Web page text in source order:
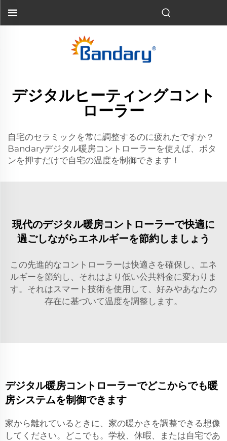
デジタルヒーティングコント
ローラー
自宅のセラミックを常に調整するのに疲れたですか？
Bandaryデジタル暖房コントローラーを使えば、ボタ
ンを押すだけで自宅の温度を制御できます！
現代のデジタル暖房コントローラーで快適に
過ごしながらエネルギーを節約しましょう
この先進的なコントローラーは快適さを確保し、エネ
ルギーを節約し、それはより低い公共料金に変わりま
す。それはスマート技術を使用して、好みやあなたの
存在に基づいて温度を調整します。
デジタル暖房コントローラーでどこからでも暖
房システムを制御できます
家から離れているときに、家の暖かさを調整できる想像
してください。どこでも。学校、休暇、または自宅であ